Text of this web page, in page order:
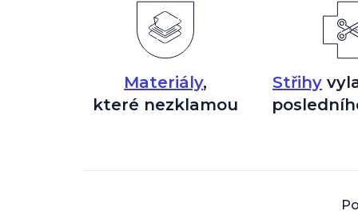
Materiály,
které nezklamou
Střihy